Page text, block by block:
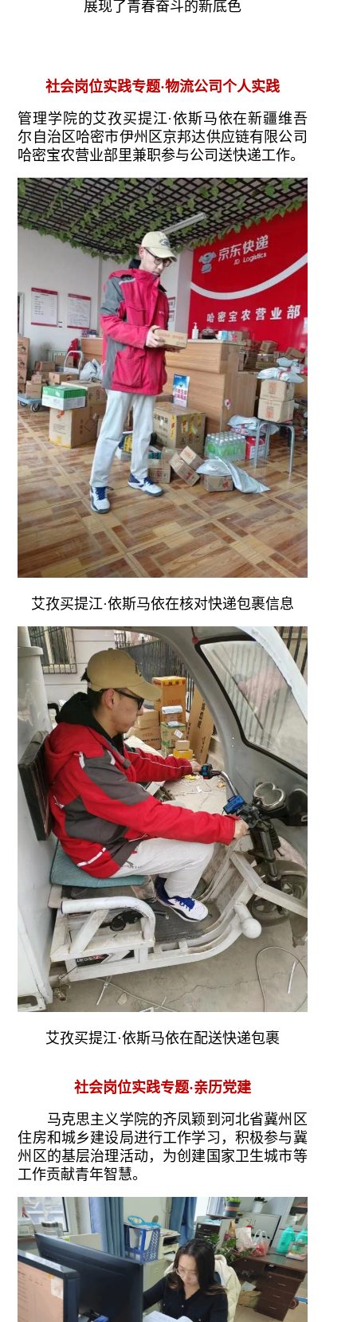
展现了青春奋斗的新底色
社会岗位实践专题·物流公司个人实践
管理学院的艾孜买提江·依斯马依在新疆维吾
尔自治区哈密市伊州区京邦达供应链有限公司
哈密宝农营业部里兼职参与公司送快递工作。
艾孜买提江·依斯马依在核对快递包裹信息
艾孜买提江·依斯马依在配送快递包裹
社会岗位实践专题·亲历党建
马克思主义学院的齐凤颖到河北省冀州区
住房和城乡建设局进行工作学习，积极参与冀
州区的基层治理活动，为创建国家卫生城市等
工作贡献青年智慧。